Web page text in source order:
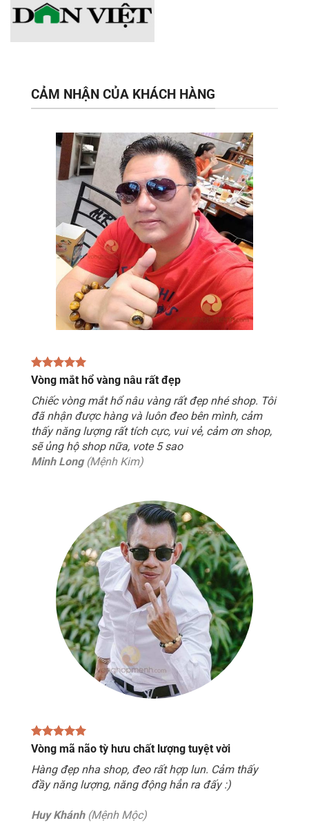
CẢM NHẬN CỦA KHÁCH HÀNG
Vòng mắt hổ vàng nâu rất đẹp
Chiếc vòng mắt hổ nâu vàng rất đẹp nhé shop. Tôi
đã nhận được hàng và luôn đeo bên mình, cảm
thấy năng lượng rất tích cực, vui vẻ, cảm ơn shop,
sẽ ủng hộ shop nữa, vote 5 sao
Minh Long (Mệnh Kim)
Vòng mã não tỳ hưu chất lượng tuyệt vời
Hàng đẹp nha shop, đeo rất hợp lun. Cảm thấy
đầy năng lượng, năng động hẳn ra đấy :)
Huy Khánh(Mệnh Mộc)